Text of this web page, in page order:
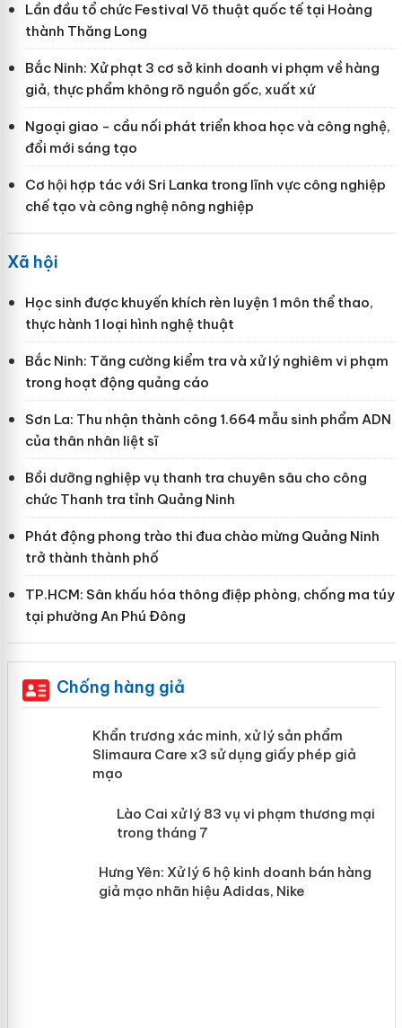
Lần đầu tổ chức Festival Võ thuật quốc tế tại Hoàng
thành Thăng Long
Bắc Ninh: Xử phạt 3 cơ sở kinh doanh vi phạm về hàng
giả, thực phẩm không rõ nguồn gốc, xuất xứ
Ngoại giao - cầu nối phát triển khoa học và công nghệ,
đổi mới sáng tạo
Cơ hội hợp tác với Sri Lanka trong lĩnh vực công nghiệp
chế tạo và công nghệ nông nghiệp
Xã hội
Học sinh được khuyến khích rèn luyện 1 môn thể thao,
thực hành 1 loại hình nghệ thuật
Bắc Ninh: Tăng cường kiểm tra và xử lý nghiêm vi phạm
trong hoạt động quảng cáo
Sơn La: Thu nhận thành công 1.664 mẫu sinh phẩm ADN
của thân nhân liệt sĩ
Bồi dưỡng nghiệp vụ thanh tra chuyên sâu cho công
chức Thanh tra tỉnh Quảng Ninh
Phát động phong trào thi đua chào mừng Quảng Ninh
trở thành thành phố
TP.HCM: Sân khấu hóa thông điệp phòng, chống ma túy
tại phường An Phú Đông
Chống hàng giả
Khẩn trương xác minh, xử lý sản phẩm
Slimaura Care x3 sử dụng giấy phép giả
mạo
Lào Cai xử lý 83 vụ vi phạm thương
mại trong tháng 7